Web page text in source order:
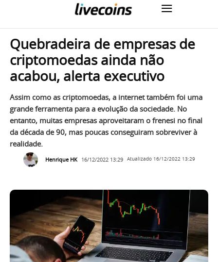
Quebradeira de empresas de
criptomoedas ainda não
acabou, alerta executivo
Assim como as criptomoedas, a internet também foi uma
grande ferramenta para a evolução da sociedade. No
entanto, muitas empresas aproveitaram o frenesi no final
da década de 90, mas poucas conseguiram sobreviver à
realidade.
Henrique HK 16/12/2022 13:29 Atualizado 16/12/2022 13:29